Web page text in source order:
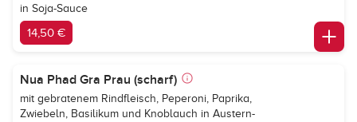
in Soja-Sauce
14,50 €
Nua Phad Gra Prau (scharf)
mit gebratenem Rindfleisch, Peperoni, Paprika,
Zwiebeln, Basilikum und Knoblauch in Austern-